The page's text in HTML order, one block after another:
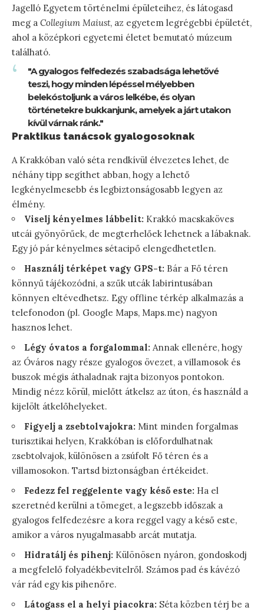
Jagelló Egyetem történelmi épületeihez, és látogasd
meg a Collegium Maiust, az egyetem legrégebbi épületét,
ahol a középkori egyetemi életet bemutató múzeum
található.
"A gyalogos felfedezés szabadsága lehetővé
teszi, hogy minden lépéssel mélyebben
belekóstoljunk a város lelkébe, és olyan
történetekre bukkanjunk, amelyek a járt utakon
kívül várnak ránk."
Praktikus tanácsok gyalogosoknak
A Krakkóban való séta rendkívül élvezetes lehet, de
néhány tipp segíthet abban, hogy a lehető
legkényelmesebb és legbiztonságosabb legyen az
élmény.
Viselj kényelmes lábbelit: Krakkó macskaköves
utcái gyönyörűek, de megterhelőek lehetnek a lábaknak.
Egy jó pár kényelmes sétacipő elengedhetetlen.
Használj térképet vagy GPS-t: Bár a Fő téren
könnyű tájékozódni, a szűk utcák labirintusában
könnyen eltévedhetsz. Egy offline térkép alkalmazás a
telefonodon (pl. Google Maps, Maps.me) nagyon
hasznos lehet.
Légy óvatos a forgalommal: Annak ellenére, hogy
az Óváros nagy része gyalogos övezet, a villamosok és
buszok mégis áthaladnak rajta bizonyos pontokon.
Mindig nézz körül, mielőtt átkelsz az úton, és használd a
kijelölt átkelőhelyeket.
Figyelj a zsebtolvajokra: Mint minden forgalmas
turisztikai helyen, Krakkóban is előfordulhatnak
zsebtolvajok, különösen a zsúfolt Fő téren és a
villamosokon. Tartsd biztonságban értékeidet.
Fedezz fel reggelente vagy késő este: Ha el
szeretnéd kerülni a tömeget, a legszebb időszak a
gyalogos felfedezésre a kora reggel vagy a késő este,
amikor a város nyugalmasabb arcát mutatja.
Hidratálj és pihenj: Különösen nyáron, gondoskodj
a megfelelő folyadékbevitelről. Számos pad és kávézó
vár rád egy kis pihenőre.
Látogass el a helyi piacokra: Séta közben térj be a